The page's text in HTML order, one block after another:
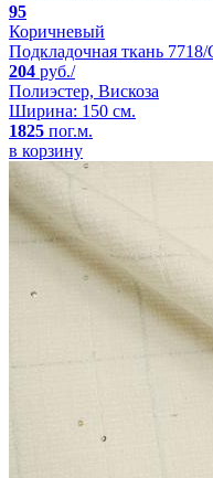
95
Коричневый
Подкладочная ткань
204 руб./
Полиэстер, Вискоза
Ширина: 150 см.
1825 пог.м.
в корзину